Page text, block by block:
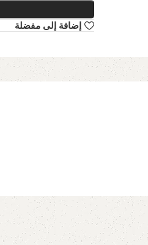
إضافة إلى مفضلة